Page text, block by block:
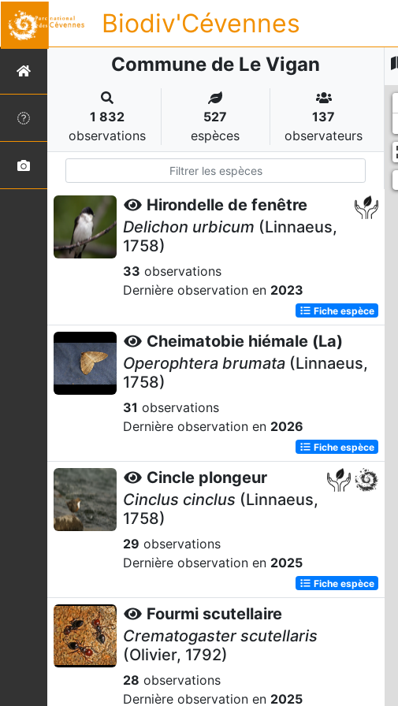
Biodiv'Cévennes
Commune de Le Vigan
1 832
observations
527
espèces
137
observateurs
Hirondelle de fenêtre
Delichon urbicum (Linnaeus,
1758)
33 observations
Dernière observation en 2023
Fiche espèce
Cheimatobie hiémale (La)
Operophtera brumata (Linnaeus,
1758)
31 observations
Dernière observation en 2026
Fiche espèce
Cincle plongeur
Cinclus cinclus (Linnaeus,
1758)
29 observations
Dernière observation en 2025
Fiche espèce
Fourmi scutellaire
Crematogaster scutellaris
(Olivier, 1792)
28 observations
Dernière observation en 2025